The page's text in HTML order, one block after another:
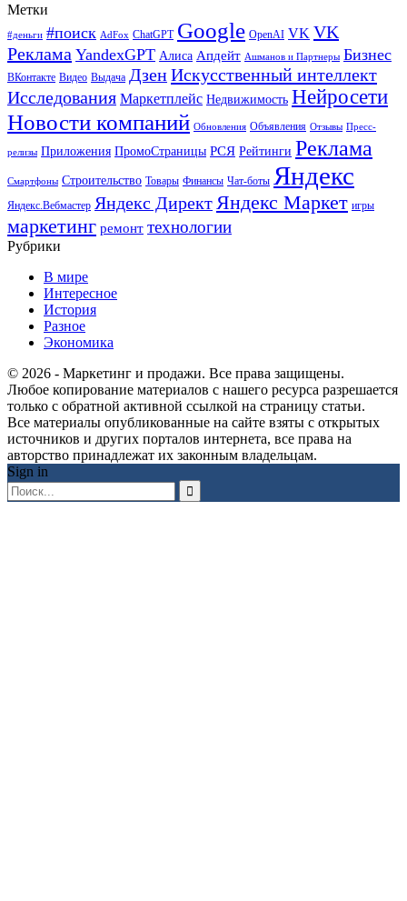
Метки
#деньги #поиск AdFox ChatGPT Google OpenAI VK VK
Реклама YandexGPT Алиса Апдейт Ашманов и Партнеры Бизнес
ВКонтакте Видео Выдача ДзенИскусственный интеллект
Исследования Маркетплейс Недвижимость Нейросети
Новости компаний Обновления Объявления Отзывы Пресс-
релизы Приложения ПромоСтраницы РСЯ Рейтинги Реклама
Смартфоны Строительство Товары Финансы Чат-боты Яндекс
Яндекс.Вебмастер Яндекс Директ Яндекс Маркет игры
маркетинг ремонт технологии
Рубрики
В мире
Интересное
История
Разное
Экономика
© 2026 - Маркетинг и продажи. Все права защищены.
Любое копирование материалов с нашего ресурса разрешается
только с обратной активной ссылкой на страницу статьи.
Все материалы опубликованные на сайте взяты с открытых
источников и других порталов интернета, все права на
авторство принадлежат их законным владельцам.
Sign in